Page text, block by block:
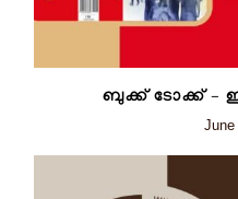
ബുക്ക് ടോക്ക് –
June